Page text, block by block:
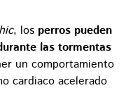
, los perros pueden
las tormentas
un comportamiento
cardiaco acelerado